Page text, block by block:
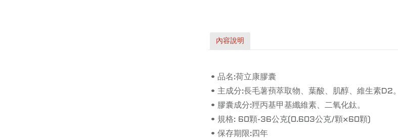
內容說明
• 品名:荷立康膠囊
• 主成分:長毛薯蕷萃取物、葉酸、肌醇、維生素D2。
• 膠囊成分:羥丙基甲基纖維素、二氧化鈦。
• 規格: 60顆-36公克(0.603公克/顆×60顆)
• 保存期限:四年